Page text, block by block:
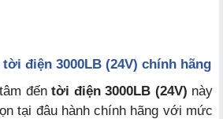
điện 3000LB (24V) chính hãng
đến tời điện 3000LB (24V) này
tại đâu hành chính hãng với mức